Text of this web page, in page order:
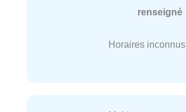
renseigné
Horaires inconnus